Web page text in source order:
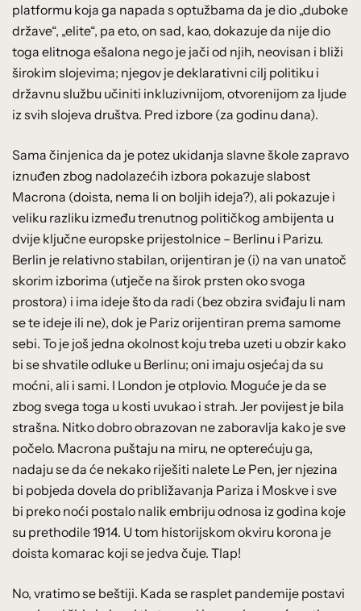
platformu koja ga napada s optužbama da je dio „duboke
države“, „elite“, pa eto, on sad, kao, dokazuje da nije dio
toga elitnoga ešalona nego je jači od njih, neovisan i bliži
širokim slojevima; njegov je deklarativni cilj politiku i
državnu službu učiniti inkluzivnijom, otvorenijom za ljude
iz svih slojeva društva. Pred izbore (za godinu dana).
Sama činjenica da je potez ukidanja slavne škole zapravo
iznuđen zbog nadolazećih izbora pokazuje slabost
Macrona (doista, nema li on boljih ideja?), ali pokazuje i
veliku razliku između trenutnog političkog ambijenta u
dvije ključne europske prijestolnice – Berlinu i Parizu.
Berlin je relativno stabilan, orijentiran je (i) na van unatoč
skorim izborima (utječe na širok prsten oko svoga
prostora) i ima ideje što da radi (bez obzira sviđaju li nam
se te ideje ili ne), dok je Pariz orijentiran prema samome
sebi. To je još jedna okolnost koju treba uzeti u obzir kako
bi se shvatile odluke u Berlinu; oni imaju osjećaj da su
moćni, ali i sami. I London je otplovio. Moguće je da se
zbog svega toga u kosti uvukao i strah. Jer povijest je bila
strašna. Nitko dobro obrazovan ne zaboravlja kako je sve
počelo. Macrona puštaju na miru, ne opterećuju ga,
nadaju se da će nekako riješiti nalete Le Pen, jer njezina
bi pobjeda dovela do približavanja Pariza i Moskve i sve
bi preko noći postalo nalik embriju odnosa iz godina koje
su prethodile 1914. U tom historijskom okviru korona je
doista komarac koji se jedva čuje. Tlap!
No, vratimo se beštiji. Kada se rasplet pandemije postavi